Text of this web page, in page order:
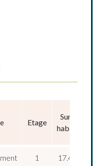
Etage
Surface
habitable
1 17.47 m